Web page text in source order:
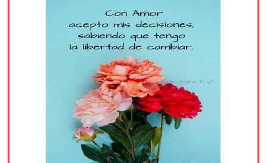
Buenas Noches
Feliz Cumpleaños